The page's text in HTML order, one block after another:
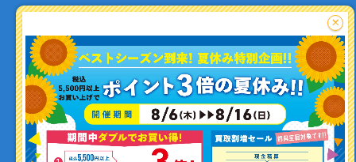
釣り情報を
投稿する
よくあるご質問
お問い合わせ
利用者資金の保全方法
×